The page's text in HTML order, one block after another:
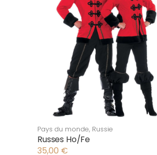
Pays du monde, Russie
Russes Ho/Fe
35,00 €